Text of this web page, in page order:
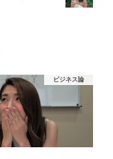
ビジネス論